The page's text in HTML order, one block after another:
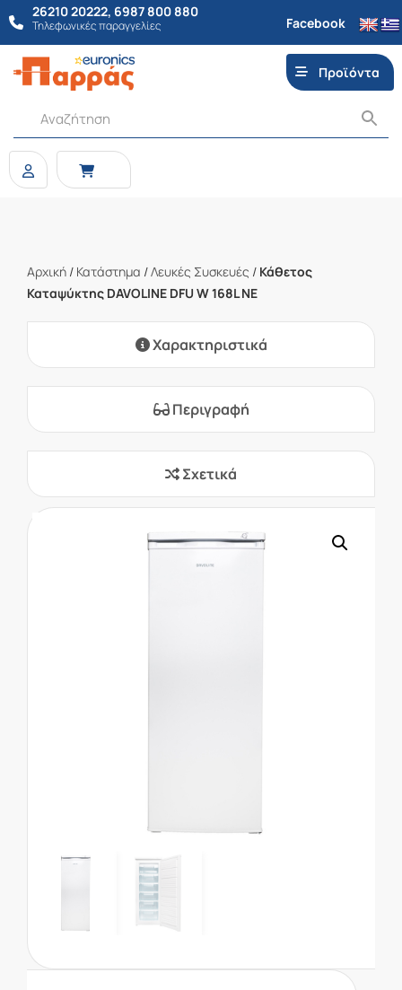
26210 20222, 6987 800 880
Τηλεφωνικές παραγγελίες Facebook
Προϊόντα
Αρχική / Κατάστημα /Λευκές Συσκευές / Κάθετος
Καταψύκτης DAVOLINE DFU W 168L NE
Χαρακτηριστικά
Περιγραφή
Σχετικά